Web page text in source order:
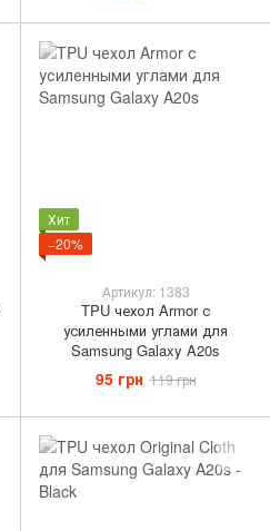
Хит
−20%
Артикул: 1383
TPU чехол Armor с
усиленными углами для
Samsung Galaxy A20s
95 грн 119 грн